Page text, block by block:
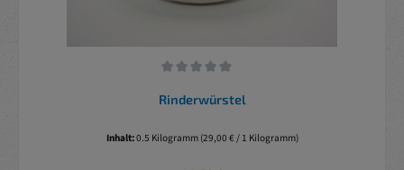
Rinderwürstel
Inhalt:0.5 Kilogramm (29,00 € / 1 Kilogramm)